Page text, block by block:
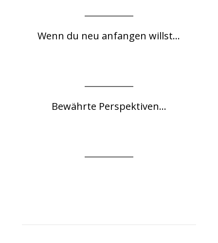
Wenn du neu anfangen willst...
Bewährte Perspektiven...